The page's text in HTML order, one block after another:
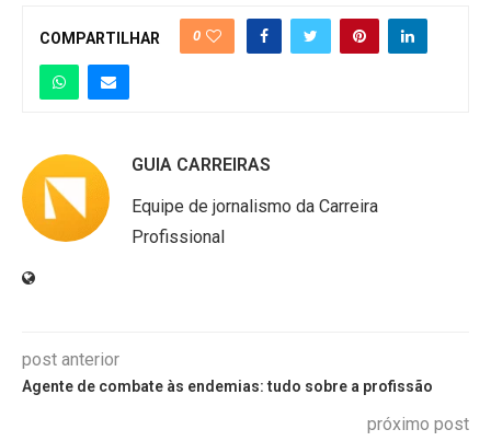
COMPARTILHAR 0
GUIA CARREIRAS
Equipe de jornalismo da Carreira
Profissional
post anterior
Agente de combate às endemias: tudo sobre a profissão
próximo post